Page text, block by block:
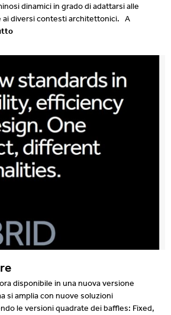
dinamici in grado di adattarsi alle
ai diversi contesti architettonici. A
disponibile in una nuova versione
si amplia con nuove soluzioni
le versioni quadrate dei baffles: Fixed,